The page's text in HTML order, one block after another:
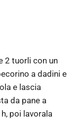
2 tuorli con un
a dadini e
e lascia
da pane a
poi lavorala